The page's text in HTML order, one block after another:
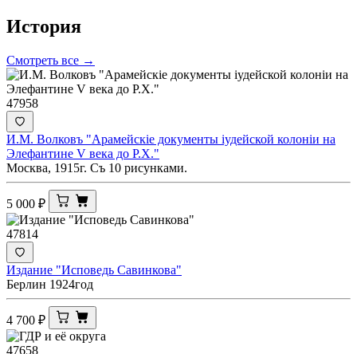
История
Смотреть все →
47958
И.М. Волковъ "Арамейскiе документы iудейской колонiи на
Элефантине V века до Р.Х."
Москва, 1915г. Съ 10 рисунками.
5 000 ₽
47814
Издание "Исповедь Савинкова"
Берлин 1924год
4 700 ₽
47658